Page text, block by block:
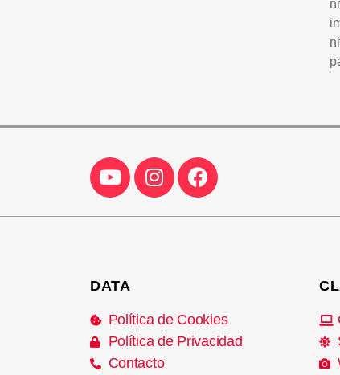
DATA
Política de Cookies
Política de Privacidad
Contacto